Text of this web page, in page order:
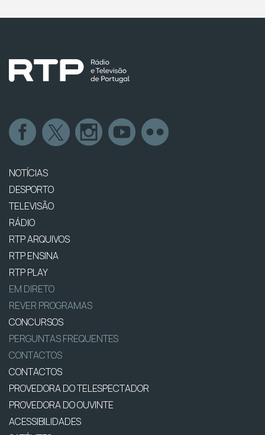
NOTÍCIAS
DESPORTO
TELEVISÃO
RÁDIO
RTP ARQUIVOS
RTP ENSINA
RTP PLAY
EM DIRETO
REVER PROGRAMAS
CONCURSOS
PERGUNTAS FREQUENTES
CONTACTOS
CONTACTOS
PROVEDORA DO TELESPECTADOR
PROVEDORA DO OUVINTE
ACESSIBILIDADES